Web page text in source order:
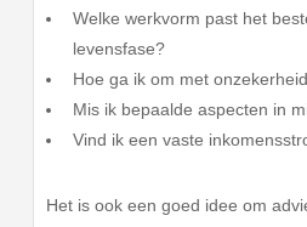
Welke werkvorm past het
levensfase?
Hoe ga ik om met
Mis ik bepaalde aspecten in
Vind ik een vaste
Het is ook een goed idee om